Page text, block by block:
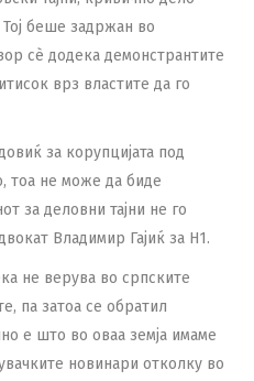
беше задржан во
сè додека демонстрантите
врз властите да го
за корупцијата под
тоа не може да биде
за деловни тајни не го
Владимир Гајиќ за Н1.
не верува во српските
па затоа се обратил
е што во оваа земја имаме
новинари отколку во